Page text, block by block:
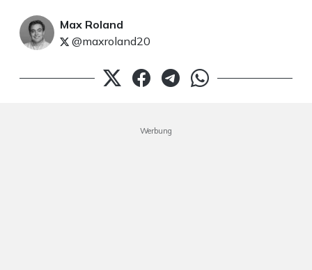
Max Roland
@maxroland20
Werbung